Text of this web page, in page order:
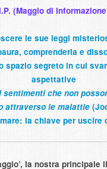
(Maggio di
le sue leggi
comprenderla e
spazio segreto in cui
aspettative
sentimenti che non
attraverso le malattie
la chiave per uscire
la nostra principale